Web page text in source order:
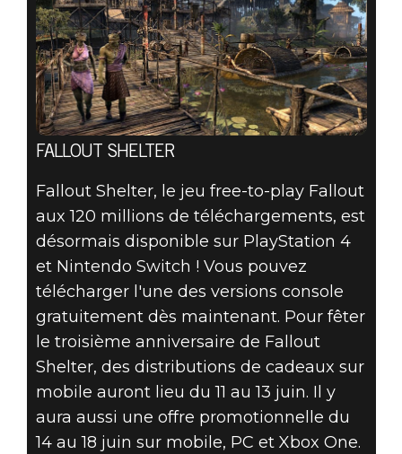
FALLOUT SHELTER
Fallout Shelter, le jeu free-to-play Fallout
aux 120 millions de téléchargements, est
désormais disponible sur PlayStation 4
et Nintendo Switch ! Vous pouvez
télécharger l'une des versions console
gratuitement dès maintenant. Pour fêter
le troisième anniversaire de Fallout
Shelter, des distributions de cadeaux sur
mobile auront lieu du 11 au 13 juin. Il y
aura aussi une offre promotionnelle du
14 au 18 juin sur mobile, PC et Xbox One.